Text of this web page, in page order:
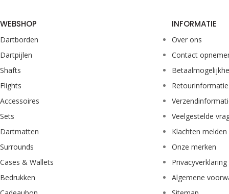
WEBSHOP
Dartborden
Dartpijlen
Shafts
Flights
Accessoires
Sets
Dartmatten
Surrounds
Cases & Wallets
Bedrukken
INFORMATIE
Over ons
Contact
Retourinformatie
Veelgestelde
Klachten melden
Onze merken
Privacyverklaring
Algemene